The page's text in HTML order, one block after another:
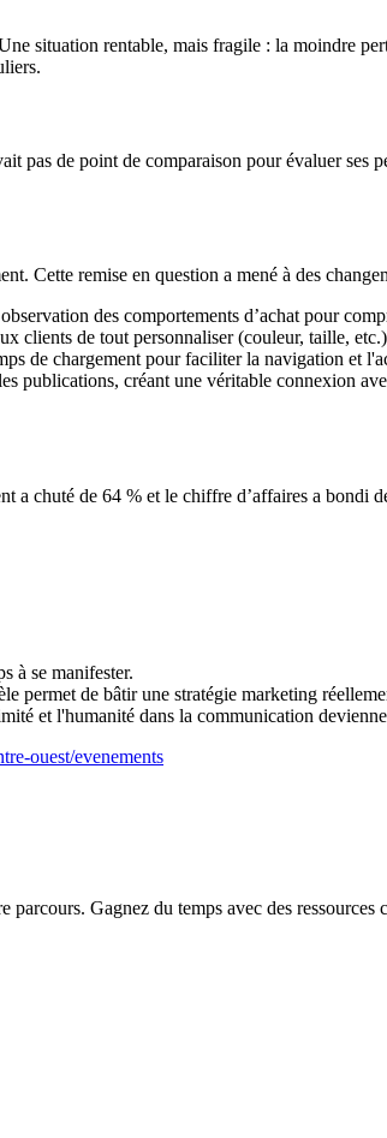
situation rentable, mais fragile : la moindre
pas de point de comparaison pour évaluer
Cette remise en question a mené à des
des comportements d’achat pour
clients de tout personnaliser (couleur, taille,
de chargement pour faciliter la navigation et
publications, créant une véritable connexion
chuté de 64 % et le chiffre d’affaires a bondi
à se manifester.
permet de bâtir une stratégie marketing
et l'humanité dans la communication
ouest/evenements
Gagnez du temps avec des ressources